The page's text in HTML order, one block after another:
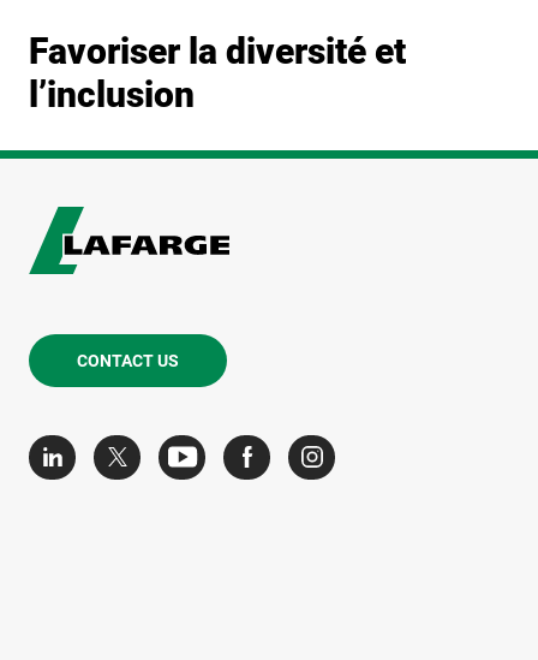
Favoriser la diversité et
l’inclusion
CONTACT US